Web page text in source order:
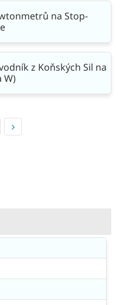
na Stop-
z Koňských Sil na
W)